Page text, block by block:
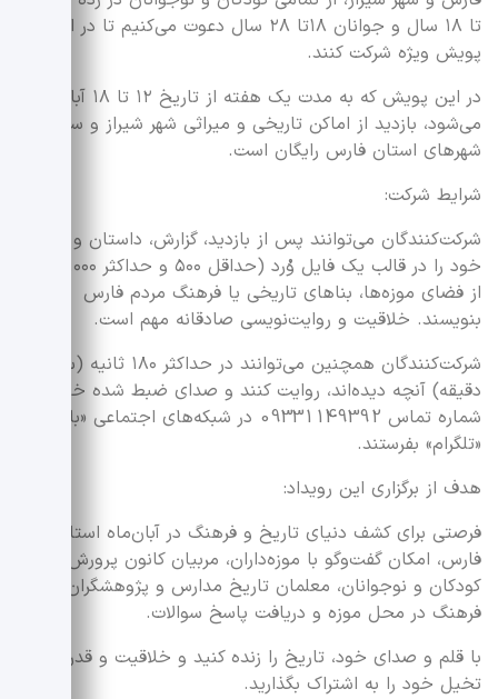
تا ۱۸ سال و جوانان ۱۸تا ۲۸ سال دعوت می‌کنیم تا در این
پویش ویژه شرکت کنند.
در این پویش که به مدت یک هفته از تاریخ ۱۲ تا ۱۸ آبان برگزار
می‌شود، بازدید از اماکن تاریخی و میراثی شهر شیراز و سایر
شهرهای استان فارس رایگان است.
شرایط شرکت:
شرکت‌کنندگان می‌توانند پس از بازدید، گزارش، داستان و روایت
از فضای موزه‌ها، بناهای تاریخی یا فرهنگ مردم فارس
بنویسند. خلاقیت و روایت‌نویسی صادقانه مهم است.
شرکت‌کنندگان همچنین می‌توانند در حداکثر ۱۸۰ ثانیه (سه
دقیقه) آنچه دیده‌اند، روایت کنند و صدای ضبط شده خود را به
شماره تماس 09331149392 در شبکه‌های اجتماعی «بله» و
«تلگرام» بفرستند.
هدف از برگزاری این رویداد:
فرصتی برای کشف دنیای تاریخ و فرهنگ در آبان‌ماه استان
فارس، امکان گفت‌وگو با موزه‌داران، مربیان کانون پرورش فکری
کودکان و نوجوانان، معلمان تاریخ مدارس و پژوهشگران حوزه
فرهنگ در محل موزه و دریافت پاسخ سوالات.
با قلم و صدای خود، تاریخ را زنده کنید و خلاقیت و قدرت
تخیل خود را به اشتراک بگذارید.